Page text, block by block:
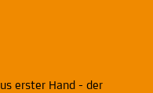
erster Hand - der